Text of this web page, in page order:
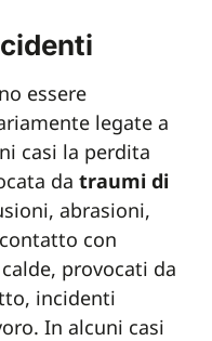
essere
legate a
casi la perdita
da traumi di
abrasioni,
con
provocati da
incidenti
In alcuni casi